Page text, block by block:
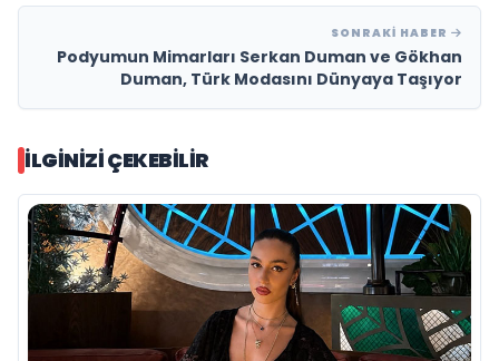
SONRAKI HABER
Podyumun Mimarları Serkan Duman ve Gökhan
Duman, Türk Modasını Dünyaya Taşıyor
İLGINIZI ÇEKEBILIR